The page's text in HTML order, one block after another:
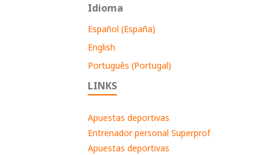
Idioma
Español (España)
English
Português (Portugal)
LINKS
Apuestas deportivas
Entrenador personal Superprof
Apuestas deportivas